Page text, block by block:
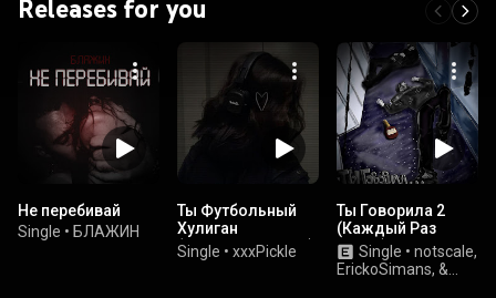
Releases for you
Не перебивай
Single • БЛАЖИН
Ты Футбольный
Хулиган
(Buinagolovushka)
Single • xxxPickle
Ты Говорила 2
(Каждый Раз
Remix)
Single • notscale,
ErickoSimans, &